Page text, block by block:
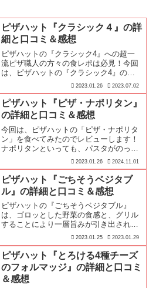
ピザハット『クラシック４』の詳
細と口コミ＆感想
ピザハットの『クラシック4』への超一
流ピザ職人の方々の食レポは必見！今回
は、ピザハットの『クラシック4』の①
一流ピザ職人さん達の評価、②実際に食
べたレビュー、③みんなの口コミ、③商
品詳細をお届けします♪
2023.01.26 2023.07.02
ピザハット『ピザ・ナポリタン』
の詳細と口コミ＆感想
今回は、ピザハットの「ピザ・ナポリタ
ン」を食べてみたのでレビューします！
ナポリタンといっても、パスタがのって
いるわけではございません。
2023.01.26 2024.11.01
ピザハット『ごちそうベジタブ
ル』の詳細と口コミ＆感想
ピザハットの『ごちそうベジタブル』
は、ゴロッとした野菜の食感と、グリル
することにより一層旨みが引き出された
野菜がたっぷり乗っててとても美味！今
に食べたレビュー、②詳細情報、③みん
なの口コミをお届けします♪
2023.01.25 2023.01.29
ピザハット『とろける4種チーズ
のフォルマッジ』の詳細と口コミ
＆感想